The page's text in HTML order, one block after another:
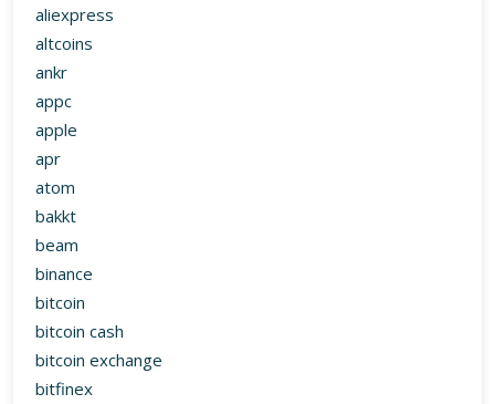
aliexpress
altcoins
ankr
appc
apple
apr
atom
bakkt
beam
binance
bitcoin
bitcoin cash
bitcoin exchange
bitfinex